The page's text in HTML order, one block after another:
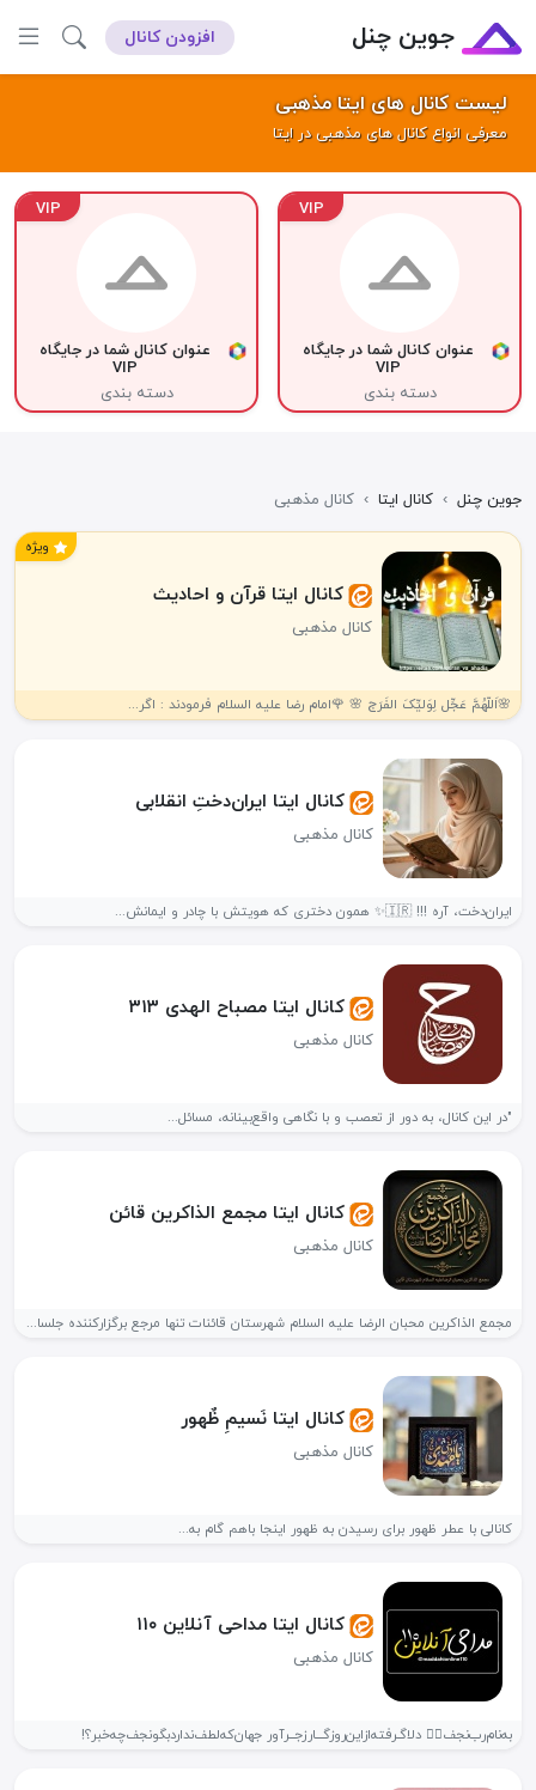
جوین چنل افزودن کانال
لیست کانال های ایتا مذهبی
معرفی انواع کانال های مذهبی در ایتا
VIP
عنوان کانال شما در جایگاه
VIP
دسته بندی
VIP
عنوان کانال شما در جایگاه
VIP
دسته بندی
جوین چنل › کانال ایتا › کانال مذهبی
ویژه
کانال ایتا قرآن و احادیث
کانال مذهبی
🌸اَللّهُمَّ عَجِّل لِوَليِّکَ الفَرَج 🌸 🌹امام رضا علیه السلام فرمودند : اگر...
کانال ایتا ایران‌دختِ انقلابی
کانال مذهبی
ایران‌دخت، آره !!! 🇮🇷✨ همون دختری که هویتش با چادر و ایمانش...
کانال ایتا مصباح الهدی ۳۱۳
کانال مذهبی
"در این کانال، به دور از تعصب و با نگاهی واقع‌بینانه، مسائل...
کانال ایتا مجمع الذاکرین قائن
کانال مذهبی
مجمع الذاکرین محبان الرضا علیه السلام شهرستان قائنات تنها مرجع برگزارکننده جلسات...
کانال ایتا نَسیمِ ظٌهور
کانال مذهبی
کانالی با عطر ظهور برای رسیدن به ظهور اینجا باهم گام به...
کانال ایتا مداحی آنلاین ۱۱۰
کانال مذهبی
به‌نام‌رب‌نجف❤️‍🔥 دلا‌گـرفته‌ازاین‌روزگـــار‌زجــر‌آور جهان‌که‌لطف‌ندارد‌بگو‌نجف‌چه‌خبر؟!